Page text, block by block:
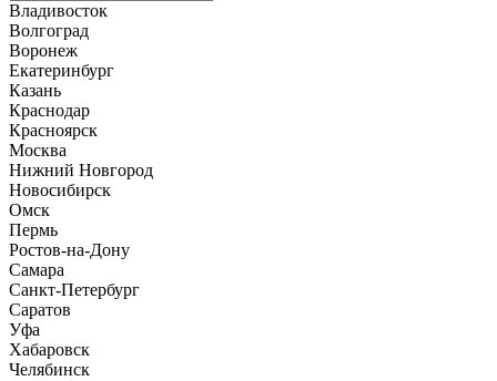
Владивосток
Волгоград
Воронеж
Екатеринбург
Казань
Краснодар
Красноярск
Москва
Нижний Новгород
Новосибирск
Омск
Пермь
Ростов-на-Дону
Самара
Санкт-Петербург
Саратов
Уфа
Хабаровск
Челябинск